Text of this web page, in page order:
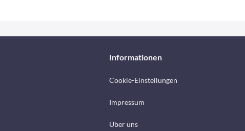
Informationen
Cookie-Einstellungen
Impressum
Über uns